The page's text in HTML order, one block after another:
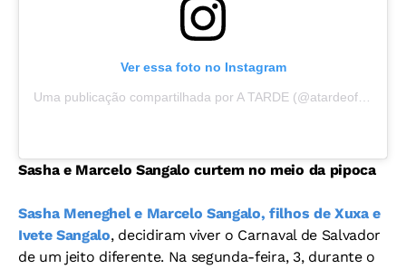
Ver essa foto no Instagram
Sasha e Marcelo Sangalo curtem no meio da pipoca
Sasha Meneghel e Marcelo Sangalo, filhos de Xuxa e
Ivete Sangalo, decidiram viver o Carnaval de Salvador
de um jeito diferente. Na segunda-feira, 3, durante o